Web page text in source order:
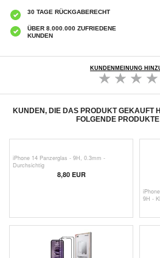
30 TAGE RÜCKGABERECHT
ÜBER 8.000.000 ZUFRIEDENE
KUNDEN
KUNDENMEINUNG
KUNDEN, DIE DAS PRODUKT GEKAUFT
FOLGENDE
iPhone 14 Panzerglas - 9H, 0.3mm -
Durchsichtig
8,80 EUR
9H -